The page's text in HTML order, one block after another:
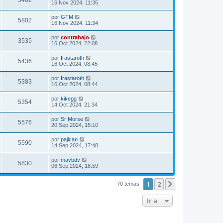
16 Nov 2024, 11:35
5802 por GTM
16 Nov 2024, 11:34
3535 por contrabajo
16 Oct 2024, 22:08
5436 por Irastaroth
16 Oct 2024, 08:45
5383 por Irastaroth
16 Oct 2024, 08:44
5354 por kikegg
14 Oct 2024, 21:34
5576 por Sr Morse
20 Sep 2024, 15:10
5590 por pajican
14 Sep 2024, 17:48
5830 por mavbdv
06 Sep 2024, 18:59
70 temas 1 2
Ir a